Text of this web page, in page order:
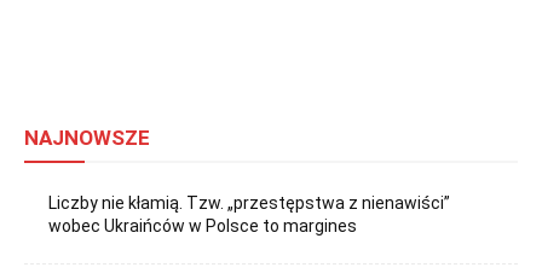
NAJNOWSZE
Liczby nie kłamią. Tzw. „przestępstwa z nienawiści”
wobec Ukraińców w Polsce to margines